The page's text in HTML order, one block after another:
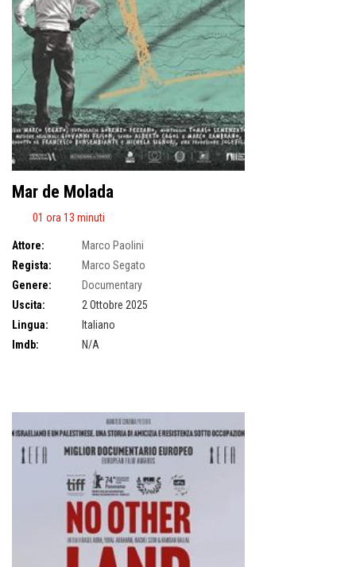
Mar de Molada
01 ora 13 minuti
Attore:
Marco Paolini
Regista:
Marco Segato
Genere:
Documentary
Uscita:
2 Ottobre 2025
Lingua:
Italiano
Imdb:
N/A